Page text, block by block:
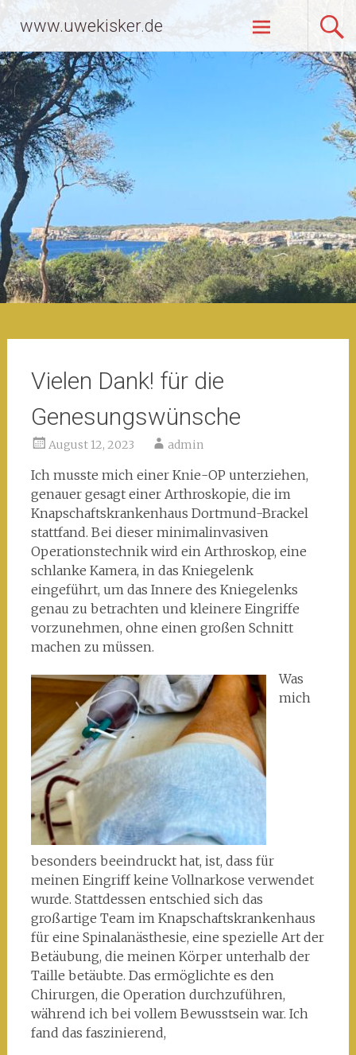
Inhalt
springen
www.uwekisker.de
Vielen Dank! für die
Genesungswünsche
August 12, 2023 admin
Ich musste mich einer Knie-OP unterziehen,
genauer gesagt einer Arthroskopie, die im
Knapschaftskrankenhaus Dortmund-Brackel
stattfand. Bei dieser minimalinvasiven
Operationstechnik wird ein Arthroskop, eine
schlanke Kamera, in das Kniegelenk
eingeführt, um das Innere des Kniegelenks
genau zu betrachten und kleinere Eingriffe
vorzunehmen, ohne einen großen Schnitt
machen zu müssen.
Was
mich
besonders beeindruckt hat, ist, dass für
meinen Eingriff keine Vollnarkose verwendet
wurde. Stattdessen entschied sich das
großartige Team im Knapschaftskrankenhaus
für eine Spinalanästhesie, eine spezielle Art der
Betäubung, die meinen Körper unterhalb der
Taille betäubte. Das ermöglichte es den
Chirurgen, die Operation durchzuführen,
während ich bei vollem Bewusstsein war. Ich
fand das faszinierend,